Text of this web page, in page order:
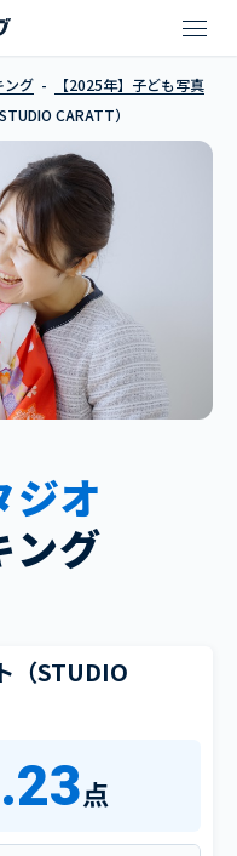
スタジオキャラット（
ング
【2025年】子ども写真
CARATT）
ジオ
ング
（STUDIO
点